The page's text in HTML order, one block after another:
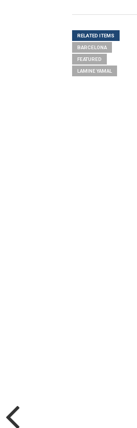
RELATED ITEMS
BARCELONA
FEATURED
LAMINE YAMAL